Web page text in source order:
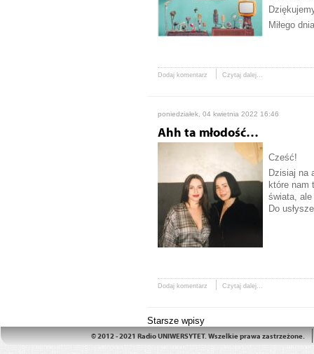
Miłego
Dodaj komentarz Czytaj dalej...
poniedziałek, 04 kwietnia 2022 16:46
Ahh ta młodość…
Cześć!
Dzisiaj na
które nam
świata,
Do
Dodaj komentarz Czytaj dalej...
Starsze wpisy
© 2012 - 2021 Radio UNIWERSYTET. Wszelkie prawa zastrzeżone.